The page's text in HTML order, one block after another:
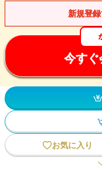
新規登
今すぐ
お気に入り